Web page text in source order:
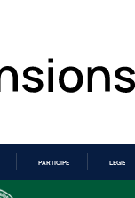
PARTICIPE